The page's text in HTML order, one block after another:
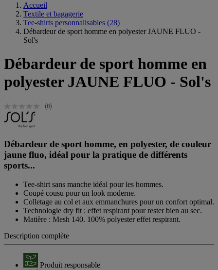
Accueil
Textile et bagagerie
Tee-shirts personnalisables (28)
Débardeur de sport homme en polyester JAUNE FLUO -
Sol's
Débardeur de sport homme en
polyester JAUNE FLUO - Sol's
(0)
Débardeur de sport homme, en polyester, de couleur
jaune fluo, idéal pour la pratique de différents
sports...
Tee-shirt sans manche idéal pour les hommes.
Coupé cousu pour un look moderne.
Colletage au col et aux emmanchures pour un confort optimal.
Technologie dry fit : effet respirant pour rester bien au sec.
Matière : Mesh 140. 100% polyester effet respirant.
Description complète
Produit responsable